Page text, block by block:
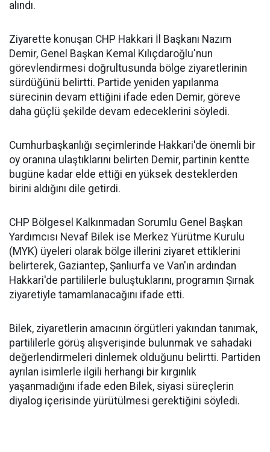
alındı.
Ziyarette konuşan CHP Hakkari İl Başkanı Nazım
Demir, Genel Başkan Kemal Kılıçdaroğlu'nun
görevlendirmesi doğrultusunda bölge ziyaretlerinin
sürdüğünü belirtti. Partide yeniden yapılanma
sürecinin devam ettiğini ifade eden Demir, göreve
daha güçlü şekilde devam edeceklerini söyledi.
Cumhurbaşkanlığı seçimlerinde Hakkari'de önemli bir
oy oranına ulaştıklarını belirten Demir, partinin kentte
bugüne kadar elde ettiği en yüksek desteklerden
birini aldığını dile getirdi.
CHP Bölgesel Kalkınmadan Sorumlu Genel Başkan
Yardımcısı Nevaf Bilek ise Merkez Yürütme Kurulu
(MYK) üyeleri olarak bölge illerini ziyaret ettiklerini
belirterek, Gaziantep, Şanlıurfa ve Van'ın ardından
Hakkari'de partililerle buluştuklarını, programın Şırnak
ziyaretiyle tamamlanacağını ifade etti.
Bilek, ziyaretlerin amacının örgütleri yakından tanımak,
partililerle görüş alışverişinde bulunmak ve sahadaki
değerlendirmeleri dinlemek olduğunu belirtti. Partiden
ayrılan isimlerle ilgili herhangi bir kırgınlık
yaşanmadığını ifade eden Bilek, siyasi süreçlerin
diyalog içerisinde yürütülmesi gerektiğini söyledi.